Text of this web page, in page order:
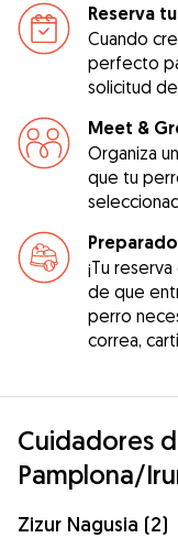
Reserva
Cuando
perfecto
solicitud
Meet &
Organiza
que tu
¡Tu
de que
perro
correa,
Cuidadores
Pamplona/
Zizur Nagusia (2)